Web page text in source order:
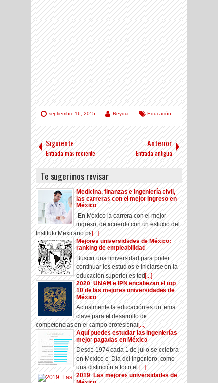
septiembre 16, 2015 Reyqui Educación
Siguiente
Entrada más reciente
Anterior
Entrada antigua
Te sugerimos revisar
Medicina, finanzas e ingeniería civil,
las carreras con el mejor ingreso en
México
En México la carrera con el mejor
ingreso, de acuerdo con un estudio del
Instituto Mexicano pa[...]
Mejores universidades de México:
ranking de empleabilidad
Buscar una universidad para poder
continuar los estudios e iniciarse en la
educación superior es tod[...]
2020: UNAM e IPN encabezan el top
10 de las mejores universidades de
México
Actualmente la educación es un tema
clave para el desarrollo de
competencias en el campo profesional[...]
Aquí puedes estudiar las ingenierías
mejor pagadas en México
Desde 1974 cada 1 de julio se celebra
en México el Día del Ingeniero, como
una distinción a todo el[...]
2019: Las mejores universidades de